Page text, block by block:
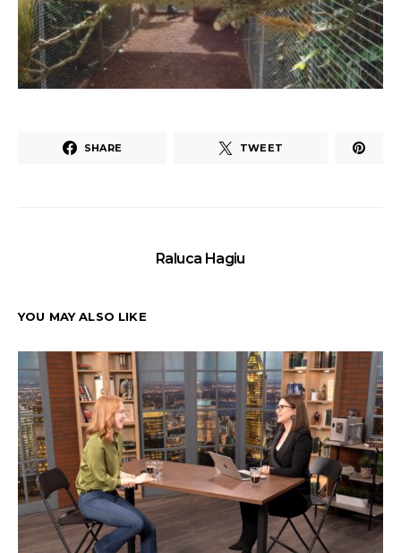
SHARE TWEET
Raluca Hagiu
YOU MAY ALSO LIKE